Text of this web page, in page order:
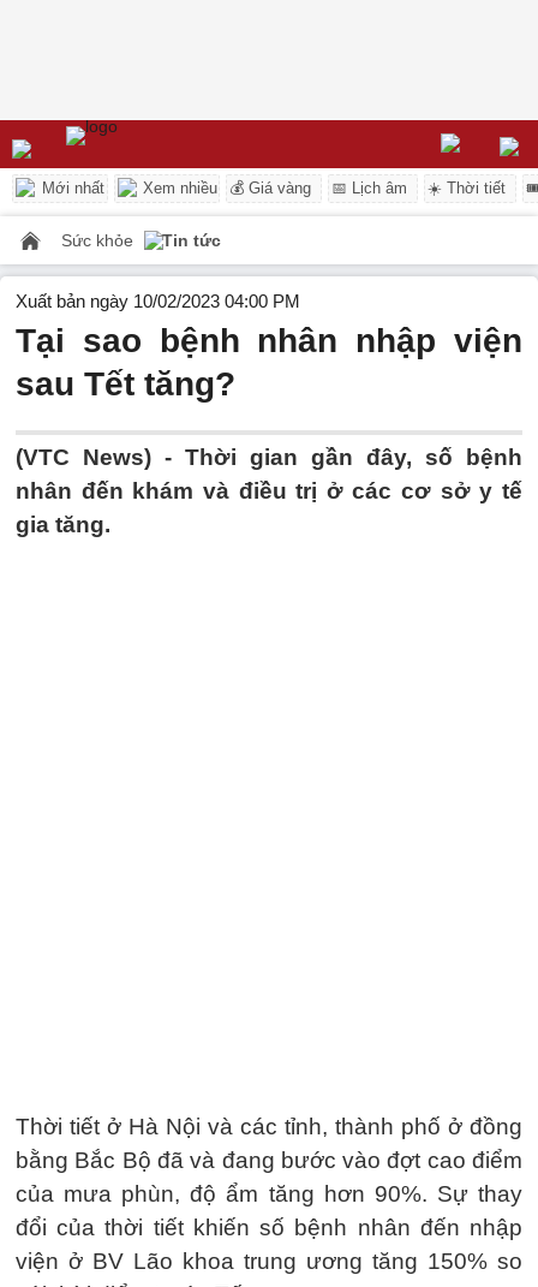
Mới nhất Xem nhiều 💰 Giá vàng 📅 Lịch âm ☀️ Thời tiết
Sức khỏe Tin tức
Xuất bản ngày 10/02/2023 04:00 PM
Tại sao bệnh nhân nhập viện
sau Tết tăng?
(VTC News) - Thời gian gần đây, số bệnh
nhân đến khám và điều trị ở các cơ sở y tế
gia tăng.
Thời tiết ở Hà Nội và các tỉnh, thành phố ở đồng
bằng Bắc Bộ đã và đang bước vào đợt cao điểm
của mưa phùn, độ ẩm tăng hơn 90%. Sự thay
đổi của thời tiết khiến số bệnh nhân đến nhập
viện ở BV Lão khoa trung ương tăng 150% so